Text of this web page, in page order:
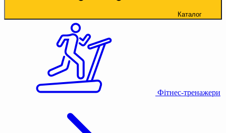
Каталог
Фітнес-тренажери